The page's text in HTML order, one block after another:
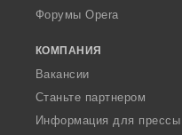
Форумы Opera
КОМПАНИЯ
Вакансии
Станьте партнером
Информация для прессы